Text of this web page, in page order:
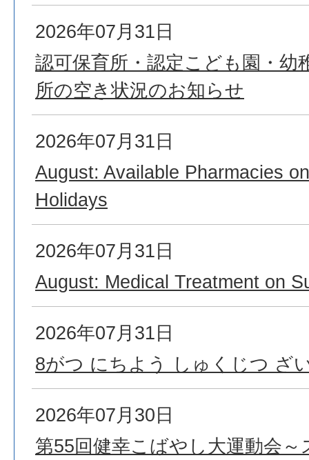
2026年07月31日
認可保育所・認定こども園・幼
所の空き状況のお知らせ
2026年07月31日
August: Available Pharmacies
Holidays
2026年07月31日
August: Medical Treatment on
2026年07月31日
8がつ にちよう しゅくじつ ざ
2026年07月30日
第55回健幸こばやし大運動会